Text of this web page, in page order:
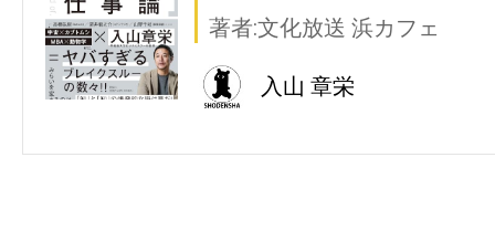
著者:文化放送 浜カフェ
入山 章栄